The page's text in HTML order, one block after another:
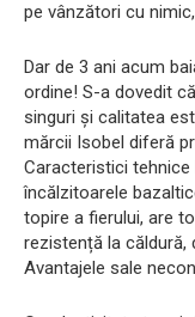
pe vânzători cu
Dar de 3 ani acum
ordine! S-a dovedit
singuri și calitatea
mărcii Isobel diferă
Caracteristici
încălzitoarele
topire a fierului, are
rezistență la căldură,
Avantajele sale